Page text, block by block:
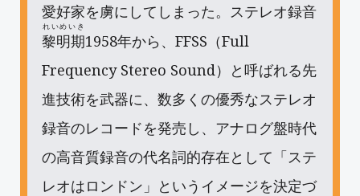
愛好家を虜にしてしまった。ステレオ録音
黎明期
れいめいき
1958年から、FFSS（Full
Frequency Stereo Sound）と呼ばれる先
進技術を武器に、数多くの優秀なステレオ
録音のレコードを発売し、アナログ盤時代
の高音質録音の代名詞的存在として「ステ
レオはロンドン」というイメージを決定づ